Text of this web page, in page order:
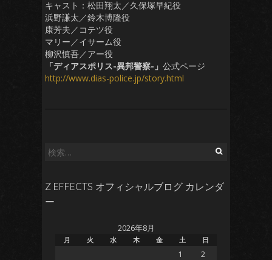
キャスト：松田翔太／久保塚早紀役
浜野謙太／鈴木博隆役
康芳夫／コテツ役
マリー／イサーム役
柳沢慎吾／アー役
「ディアスポリス-異邦警察-」 公式ページ
http://www.dias-police.jp/story.html
検
Z EFFECTS オフィシャルブログ カレンダ
ー
2026年8月
月 火 水 木 金 土 日
1
2